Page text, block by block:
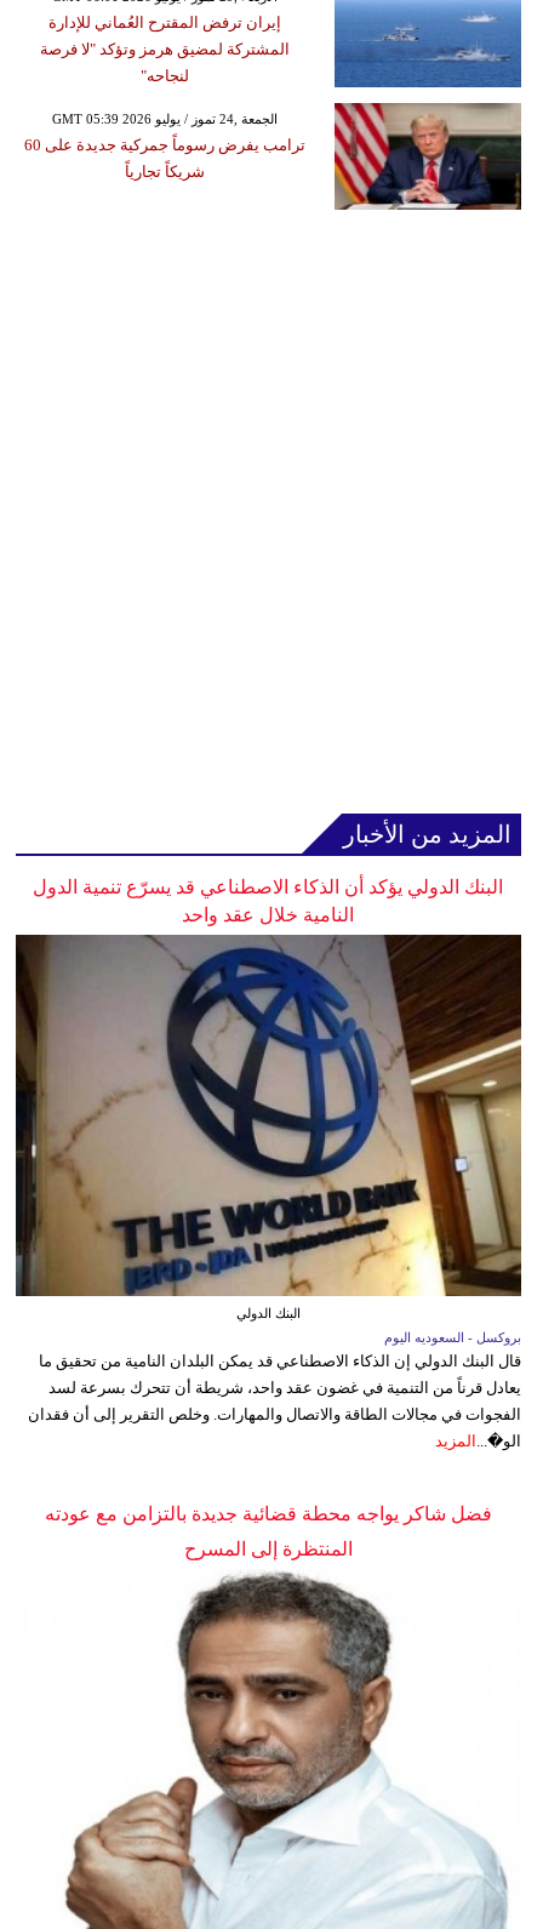
إيران ترفض المقترح العُماني للإدارة
المشتركة لمضيق هرمز وتؤكد "لا فرصة
لنجاحه"
GMT 05:39 2026 الجمعة ,24 تموز / يوليو
ترامب يفرض رسوماً جمركية جديدة على 60
شريكاً تجارياً
المزيد من الأخبار
البنك الدولي يؤكد أن الذكاء الاصطناعي قد يسرّع تنمية الدول
النامية خلال عقد واحد
البنك الدولي
بروكسل - السعوديه اليوم
قال البنك الدولي إن الذكاء الاصطناعي قد يمكن البلدان النامية من تحقيق ما
يعادل قرناً من التنمية في غضون عقد واحد، شريطة أن تتحرك بسرعة لسد
الفجوات في مجالات الطاقة والاتصال والمهارات. وخلص التقرير إلى أن فقدان
الو�... المزيد
فضل شاكر يواجه محطة قضائية جديدة بالتزامن مع عودته
المنتظرة إلى المسرح